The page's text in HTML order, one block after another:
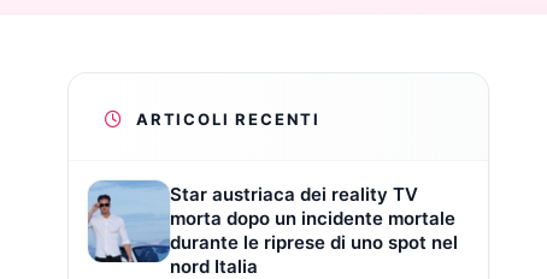
ARTICOLI RECENTI
Star austriaca dei reality TV
morta dopo un incidente mortale
durante le riprese di uno spot nel
nord Italia